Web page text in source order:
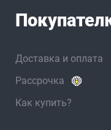
Доставка и оплата
Рассрочка
Как купить?